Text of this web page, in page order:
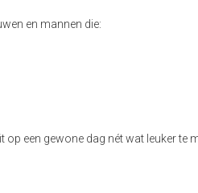
en mannen die:
een gewone dag nét wat leuker te